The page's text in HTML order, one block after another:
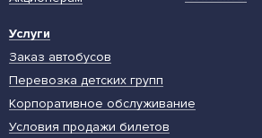
Услуги
Заказ автобусов
Перевозка детских групп
Корпоративное обслуживание
Условия продажи билетов